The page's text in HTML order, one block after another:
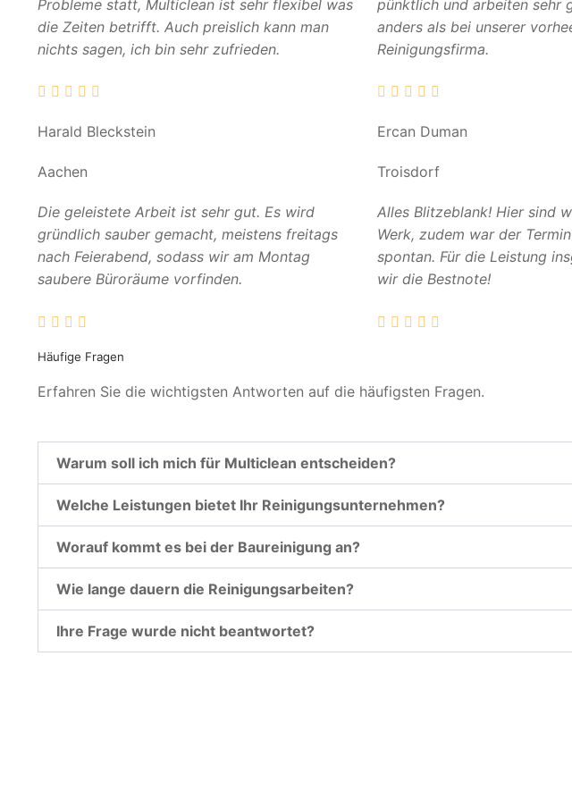
Probleme statt, Multiclean ist sehr flexibel was
die Zeiten betrifft. Auch preislich kann man
nichts sagen, ich bin sehr zufrieden.
pünktlich und arbeiten sehr
anders als bei unserer
Reinigungsfirma.
Harald Bleckstein
Aachen
Die geleistete Arbeit ist sehr gut. Es wird
gründlich sauber gemacht, meistens freitags
nach Feierabend, sodass wir am Montag
saubere Büroräume vorfinden.
Ercan Duman
Troisdorf
Alles Blitzeblank! Hier sind
Werk, zudem war der
spontan. Für die Leistung
wir die Bestnote!
Häufige Fragen
Erfahren Sie die wichtigsten Antworten auf die häufigsten Fragen.
Warum soll ich mich für Multiclean entscheiden?
Welche Leistungen bietet Ihr Reinigungsunternehmen?
Worauf kommt es bei der Baureinigung an?
Wie lange dauern die Reinigungsarbeiten?
Ihre Frage wurde nicht beantwortet?